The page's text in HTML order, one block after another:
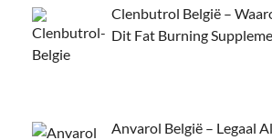
Clenbutrol België –
Dit Fat Burning
Anvarol België – Legaal